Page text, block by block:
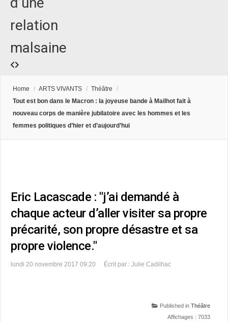
relation
malsaine
Home / ARTS VIVANTS / Théâtre
/
Tout est bon dans le Macron : la joyeuse bande à Mailhot fait à
nouveau corps de manière jubilatoire avec les hommes et les
femmes politiques d’hier et d’aujourd’hui
Eric Lacascade : "j’ai demandé à
chaque acteur d’aller visiter sa propre
précarité, son propre désastre et sa
propre violence."
lundi 20 novembre 2017 09:20 Écrit par : Julie Cadilhac
Published in Théâtre
Affichages : 7033